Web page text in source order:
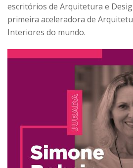
escritórios de Arquitetura e
primeira aceleradora de
Interiores do mundo.